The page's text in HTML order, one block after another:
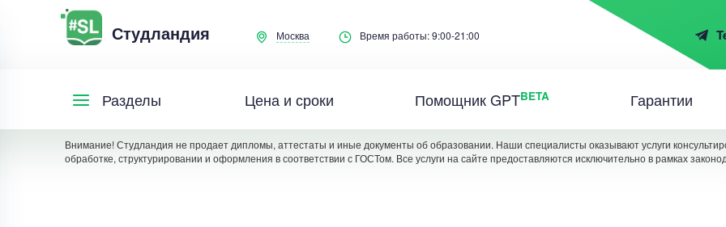
Студландия Москва Время работы: 9:00-21:00
Разделы Цена и сроки Помощник GPTBETA Гарантии
Внимание! Студландия не продает дипломы, аттестаты и иные документы об образовании. Наши специалисты оказывают услуги
обработке, структурировании и оформления в соответствии с ГОСТом. Все услуги на сайте предоставляются исключительно в рамках